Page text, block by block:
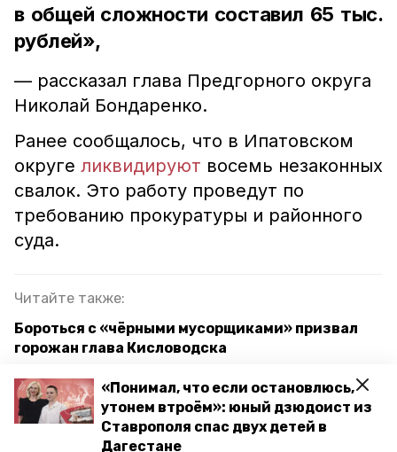
«Понимал, что если остановлюсь,
утонем втроём»: юный дзюдоист из
Ставрополя спас двух детей в
Дагестане
в общей сложности составил 65 тыс.
рублей»,
— рассказал глава Предгорного округа
Николай Бондаренко.
Ранее сообщалось, что в Ипатовском
округе ликвидируют восемь незаконных
свалок. Это работу проведут по
требованию прокуратуры и районного
суда.
Читайте также:
Бороться с «чёрными мусорщиками» призвал
горожан глава Кисловодска
«Такое прощать нельзя»: глава Кисловодска
опубликовал видео с КамАЗами, которые
вывозят мусор на стихийные свалки